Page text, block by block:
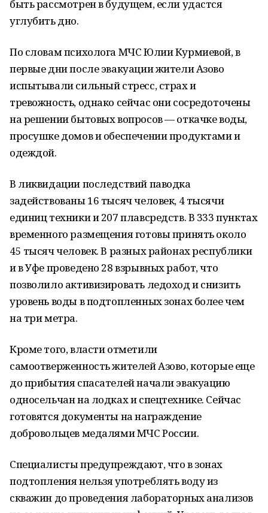
быть рассмотрен в будущем, если удастся
углубить дно.
По словам психолога МЧС Юлии Курмиевой, в
первые дни после эвакуации жители Азово
испытывали сильный стресс, страх и
тревожность, однако сейчас они сосредоточены
на решении бытовых вопросов — откачке воды,
просушке домов и обеспечении продуктами и
одеждой.
В ликвидации последствий паводка
задействованы 16 тысяч человек, 4 тысячи
единиц техники и 207 плавсредств. В 333 пунктах
временного размещения готовы принять около
45 тысяч человек. В разных районах республики
и в Уфе проведено 28 взрывных работ, что
позволило активизировать ледоход и снизить
уровень воды в подтопленных зонах более чем
на три метра.
Кроме того, власти отметили
самоотверженность жителей Азово, которые еще
до прибытия спасателей начали эвакуацию
односельчан на лодках и спецтехнике. Сейчас
готовятся документы на награждение
добровольцев медалями МЧС России.
Специалисты предупреждают, что в зонах
подтопления нельзя употреблять воду из
скважин до проведения лабораторных анализов